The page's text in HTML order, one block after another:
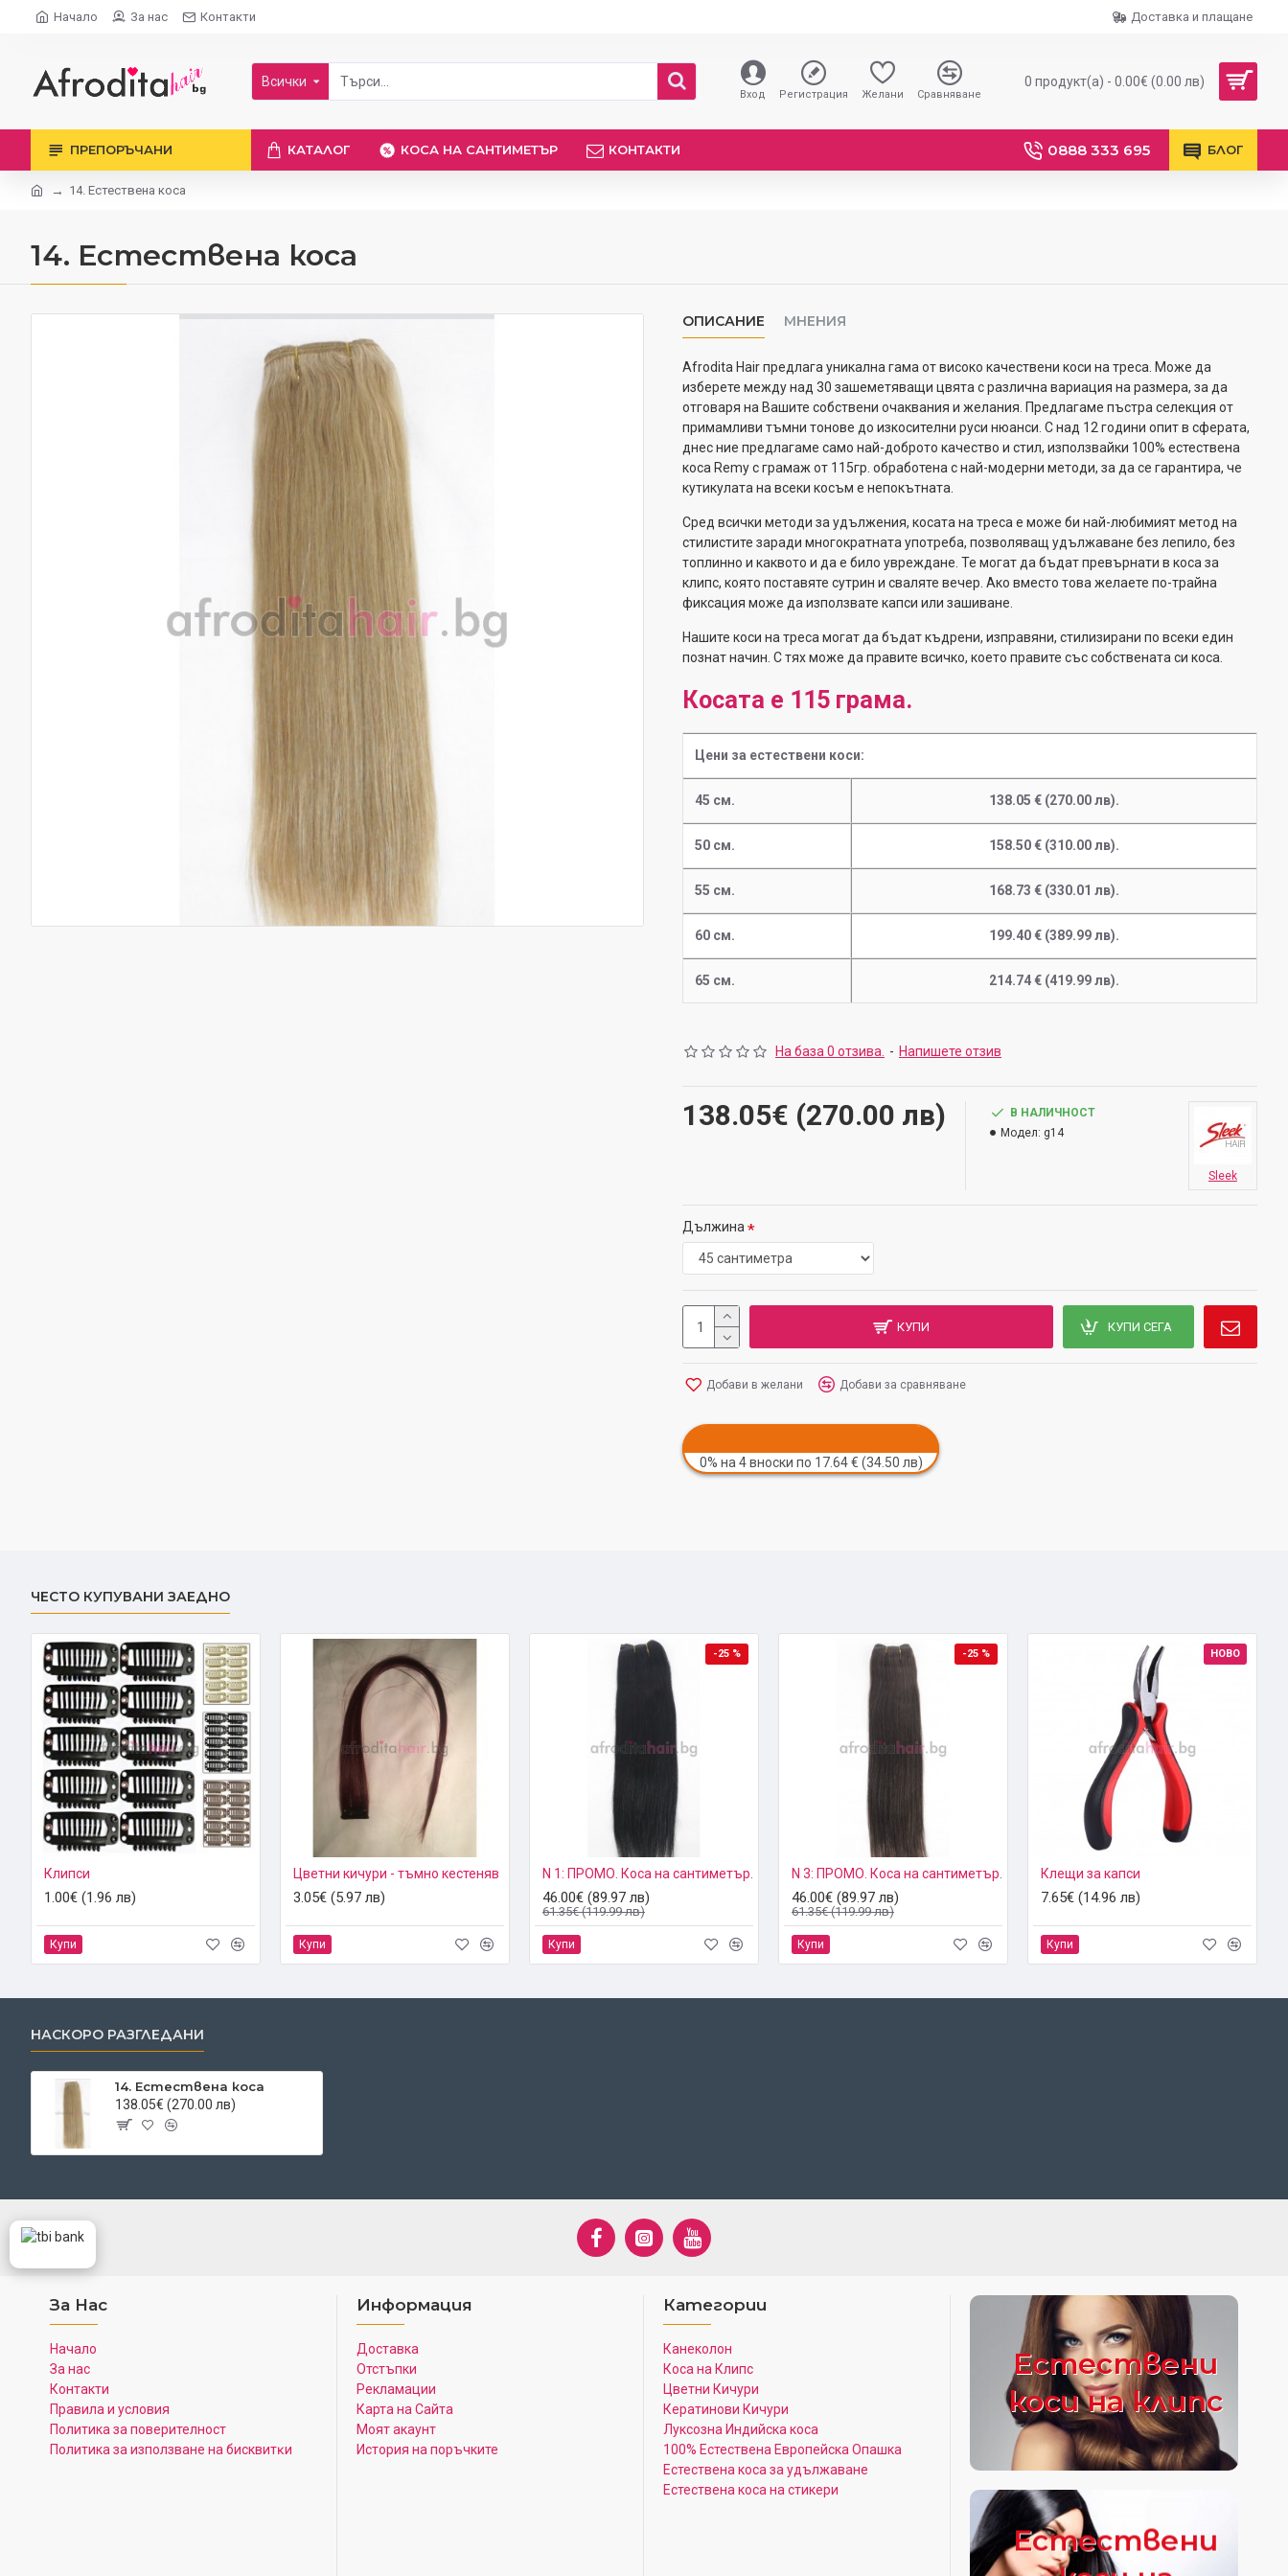
Начало За нас Контакти Доставка и плащане
Всички
Вход Регистрация Желани Сравняване
0 продукт(а) - 0.00€ (0.00 лв)
ПРЕПОРЪЧАНИ КАТАЛОГ КОСА НА САНТИМЕТЪР КОНТАКТИ 0888 333 695 БЛОГ
14. Естествена коса
14. Естествена коса
ОПИСАНИЕ МНЕНИЯ
Afrodita Hair предлага уникална гама от високо качествени коси на треса. Може да
изберете между над 30 зашеметяващи цвята с различна вариация на размера, за да
отговаря на Вашите собствени очаквания и желания. Предлагаме пъстра селекция от
примамливи тъмни тонове до изкосителни руси нюанси. С над 12 години опит в сферата,
днес ние предлагаме само най-доброто качество и стил, използвайки 100% естествена
коса Remy с грамаж от 115гр. обработена с най-модерни методи, за да се гарантира, че
кутикулата на всеки косъм е непокътната.
Сред всички методи за удължения, косата на треса е може би най-любимият метод на
стилистите заради многократната употреба, позволяващ удължаване без лепило, без
топлинно и каквото и да е било увреждане. Те могат да бъдат превърнати в коса за
клипс, която поставяте сутрин и сваляте вечер. Ако вместо това желаете по-трайна
фиксация може да използвате капси или зашиване.
Нашите коси на треса могат да бъдат къдрени, изправяни, стилизирани по всеки един
познат начин. С тях може да правите всичко, което правите със собствената си коса.
Косата е 115 грама.
Цени за естествени коси:
45 см. 138.05 € (270.00 лв).
50 см. 158.50 € (310.00 лв).
55 см. 168.73 € (330.01 лв).
60 см. 199.40 € (389.99 лв).
65 см. 214.74 € (419.99 лв).
На база 0 отзива. - Напишете отзив
138.05€ (270.00 лв)
В НАЛИЧНОСТ
Модел: g14
Sleek
Дължина
КУПИ КУПИ СЕГА
Добави в желани Добави за сравняване
0% на 4 вноски по 17.64 € (34.50 лв)
ЧЕСТО КУПУВАНИ ЗАЕДНО
Клипси
1.00€ (1.96 лв)
Купи
Цветни кичури - тъмно кестеняв
3.05€ (5.97 лв)
Купи
-25 %
N 1: ПРОМО. Коса на сантиметър.
46.00€ (89.97 лв)
61.35€ (119.99 лв)
Купи
-25 %
N 3: ПРОМО. Коса на сантиметър.
46.00€ (89.97 лв)
61.35€ (119.99 лв)
Купи
НОВО
Клещи за капси
7.65€ (14.96 лв)
Купи
НАСКОРО РАЗГЛЕДАНИ
14. Естествена коса
138.05€ (270.00 лв)
За Нас
Начало
За нас
Контакти
Правила и условия
Политика за поверителност
Πoлитика зa изпoлзвaнe нa бисквитĸи
Информация
Доставка
Отстъпки
Рекламации
Карта на Сайта
Моят акаунт
История на поръчките
Категории
Канеколон
Коса на Клипс
Цветни Кичури
Кератинови Кичури
Луксозна Индийска коса
100% Естествена Европейска Опашка
Естествена коса за удължаване
Естествена коса на стикери
Естествени
коси на клипс
Естествени